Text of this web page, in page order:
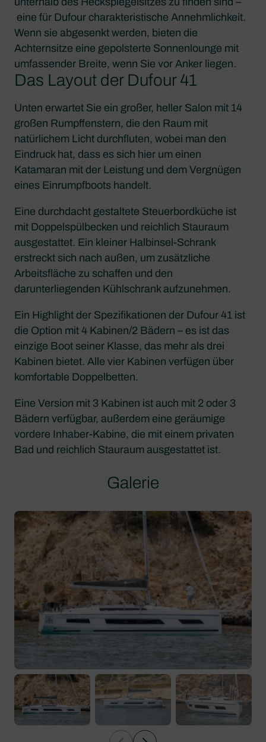
eine für Dufour charakteristische Annehmlichkeit.
Wenn sie abgesenkt werden, bieten die
Achternsitze eine gepolsterte Sonnenlounge mit
umfassender Breite, wenn Sie vor Anker liegen.
Das Layout der Dufour 41
Unten erwartet Sie ein großer, heller Salon mit 14
großen Rumpffenstern, die den Raum mit
natürlichem Licht durchfluten, wobei man den
Eindruck hat, dass es sich hier um einen
Katamaran mit der Leistung und dem Vergnügen
eines Einrumpfboots handelt.
Eine durchdacht gestaltete Steuerbordküche ist
mit Doppelspülbecken und reichlich Stauraum
ausgestattet. Ein kleiner Halbinsel-Schrank
erstreckt sich nach außen, um zusätzliche
Arbeitsfläche zu schaffen und den
darunterliegenden Kühlschrank aufzunehmen.
Ein Highlight der Spezifikationen der Dufour 41 ist
die Option mit 4 Kabinen/2 Bädern – es ist das
einzige Boot seiner Klasse, das mehr als drei
Kabinen bietet. Alle vier Kabinen verfügen über
komfortable Doppelbetten.
Eine Version mit 3 Kabinen ist auch mit 2 oder 3
Bädern verfügbar, außerdem eine geräumige
vordere Inhaber-Kabine, die mit einem privaten
Bad und reichlich Stauraum ausgestattet ist.
Galerie